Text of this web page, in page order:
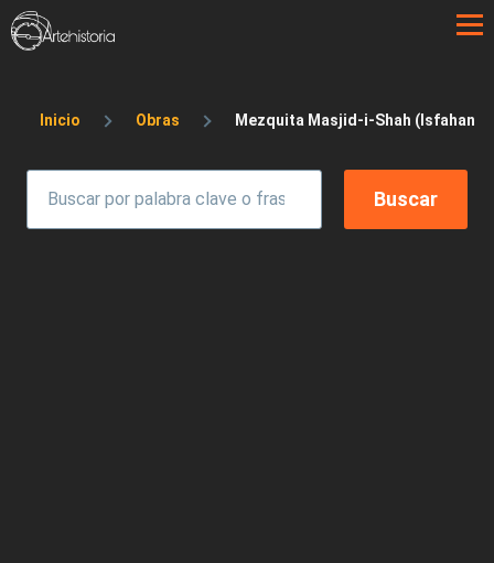
Pasar al contenido principal
Sobrescribir enlaces de ayuda a la
Inicio Obras Mezquita Masjid-i-Shah (Isfahan).